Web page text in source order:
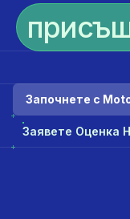
Започнете с
Заявете Оценка